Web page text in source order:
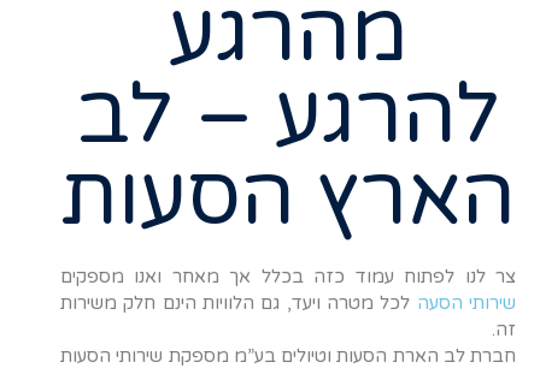
מהרגע
להרגע – לב
הארץ הסעות
צר לנו לפתוח עמוד כזה בכלל אך מאחר ואנו מספקים
שירותי הסעה לכל מטרה ויעד, גם הלוויות הינם חלק משירות
זה.
חברת לב הארת הסעות וטיולים בע”מ מספקת שירותי הסעות